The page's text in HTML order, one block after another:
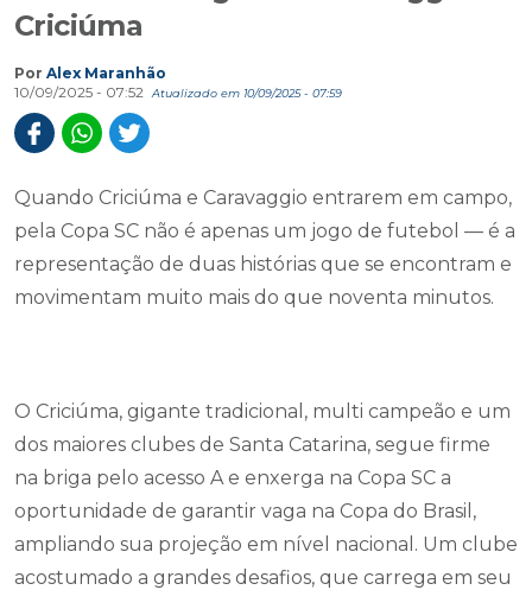
Criciúma
Por Alex Maranhão
10/09/2025 - 07:52
Atualizado em 10/09/2025 - 07:59
Quando Criciúma e Caravaggio entrarem em campo,
pela Copa SC não é apenas um jogo de futebol — é a
representação de duas histórias que se encontram e
movimentam muito mais do que noventa minutos.
O Criciúma, gigante tradicional, multi campeão e um
dos maiores clubes de Santa Catarina, segue firme
na briga pelo acesso A e enxerga na Copa SC a
oportunidade de garantir vaga na Copa do Brasil,
ampliando sua projeção em nível nacional. Um clube
acostumado a grandes desafios, que carrega em seu